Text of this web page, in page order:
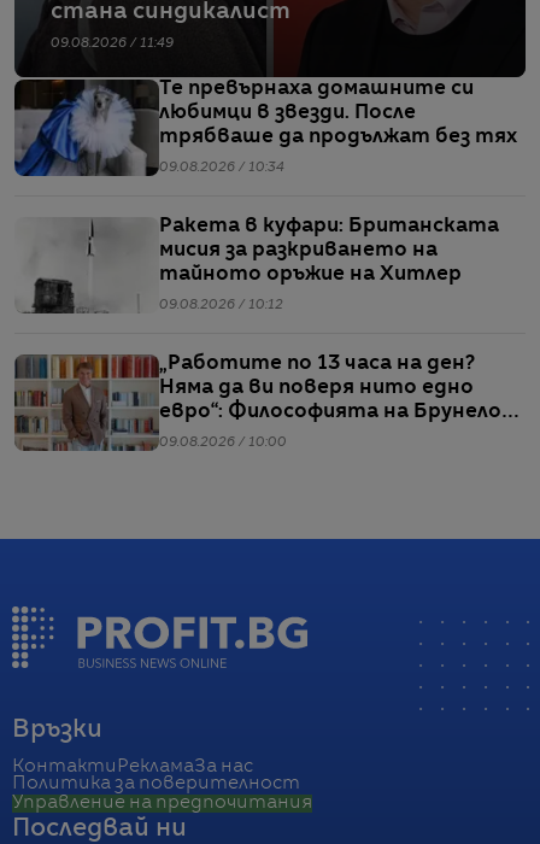
стана синдикалист
09.08.2026 / 11:49
Те превърнаха домашните си
любимци в звезди. После
трябваше да продължат без тях
09.08.2026 / 10:34
Ракета в куфари: Британската
мисия за разкриването на
тайното оръжие на Хитлер
09.08.2026 / 10:12
„Работите по 13 часа на ден?
Няма да ви поверя нито едно
евро“: Философията на Брунело
Кучинели за бизнеса и живота
09.08.2026 / 10:00
Връзки
Контакти РекламаЗа нас
Политика за поверителност
Управление на предпочитания
Последвай ни